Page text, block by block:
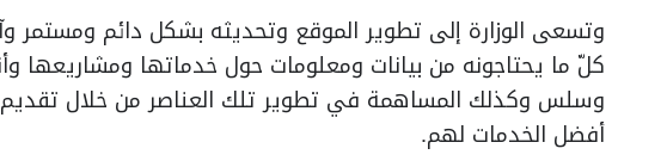
وتسعى الوزارة إلى تطوير الموقع وتحديثه بشكل دائم ومستمر
كلّ ما يحتاجونه من بيانات ومعلومات حول خدماتها ومشاريعها
وسلس وكذلك المساهمة في تطوير تلك العناصر من خلال تقديم
أفضل الخدمات لهم.